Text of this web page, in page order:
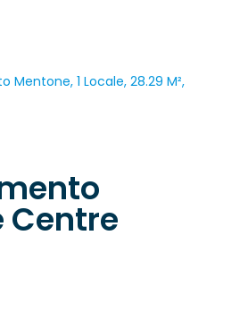
1 Locale, 28.29 M²,
Centre